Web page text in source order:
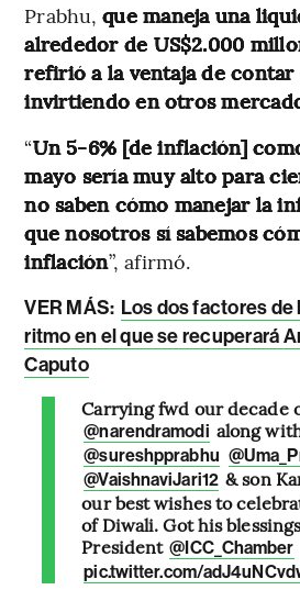
Prabhu,que maneja una
alrededor de US$2.000
refirió a la ventaja de
invirtiendo en otros
“Un 5-6% [de inflación]
mayo sería muy alto para
no saben cómo manejar la
que nosotros sí sabemos
inflación”, afirmó.
VER MÁS: Los dos factores de
ritmo en el que se recuperará
Caputo
Carrying fwd our decade
@narendramodi along
@sureshpprabhu
@VaishnaviJari12 & son
our best wishes to
of Diwali. Got his
President @ICC_Chamber
pic.twitter.com/